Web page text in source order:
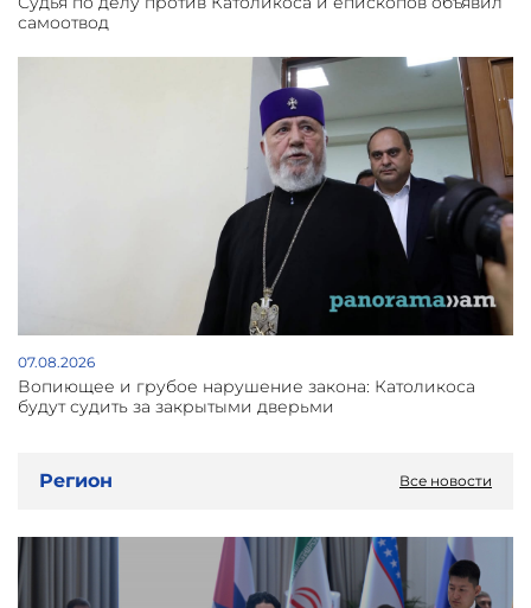
самоотвод
07.08.2026
Вопиющее и грубое нарушение закона: Католикоса
будут судить за закрытыми дверьми
Регион Все новости